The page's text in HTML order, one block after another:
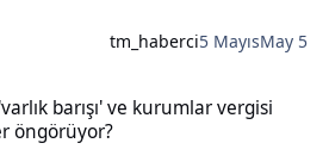
tm_haberci5 MayısMay 5
barışı' ve kurumlar vergisi
öngörüyor?